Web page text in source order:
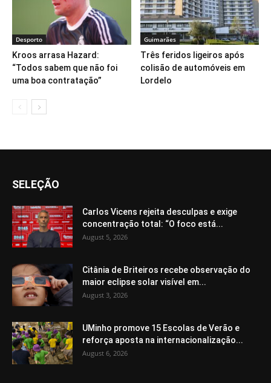
Desporto
Kroos arrasa Hazard:
“Todos sabem que não foi
uma boa contratação”
Guimarães
Três feridos ligeiros após
colisão de automóveis em
Lordelo
SELEÇÃO
Carlos Vicens rejeita desculpas e exige
concentração total: “O foco está...
August 5, 2026
Citânia de Briteiros recebe observação do
maior eclipse solar visível em...
August 3, 2026
UMinho promove 15 Escolas de Verão e
reforça aposta na internacionalização...
August 6, 2026